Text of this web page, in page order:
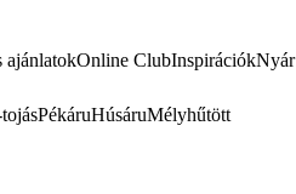
ajánlatokOnline ClubInspirációkNyár
PékáruHúsáruMélyhűtött